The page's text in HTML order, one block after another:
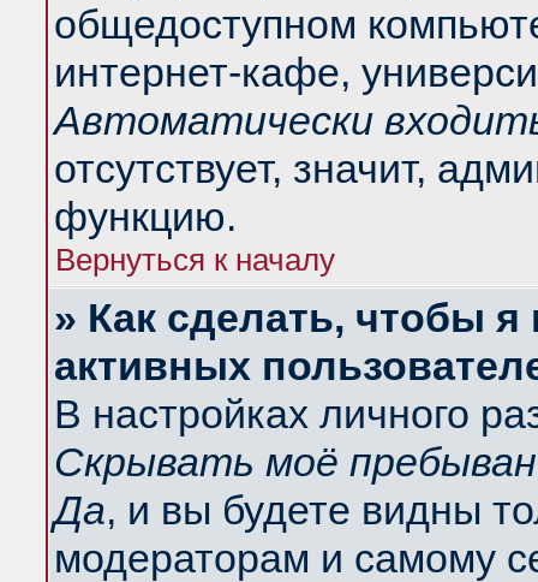
общедоступном
интернет-кафе,
Автоматически
отсутствует, значит,
функцию.
Вернуться к началу
» Как сделать, чтобы
активных
В настройках личного
Скрывать моё
Да, и вы будете видны
модераторам и самому